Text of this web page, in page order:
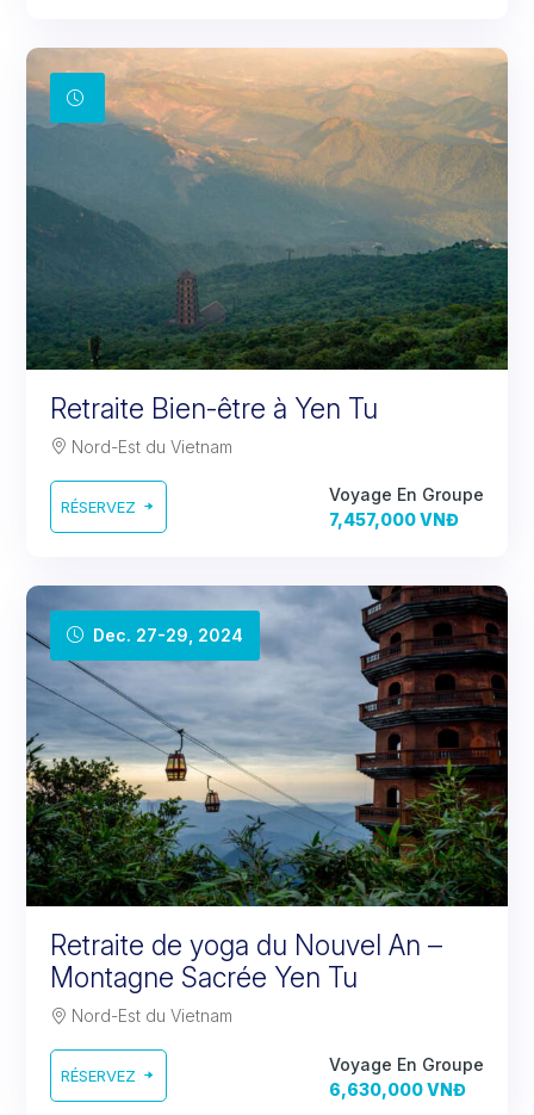
Retraite Bien-être à Yen Tu
Nord-Est du Vietnam
RÉSERVEZ
Voyage En Groupe
7,457,000 VNĐ
Dec. 27-29, 2024
Retraite de yoga du Nouvel An –
Montagne Sacrée Yen Tu
Nord-Est du Vietnam
RÉSERVEZ
Voyage En Groupe
6,630,000 VNĐ